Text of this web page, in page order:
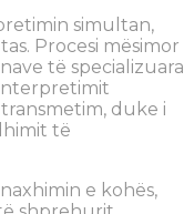
simultan,
Procesi mësimor
të specializuara
duke i
të
e kohës,